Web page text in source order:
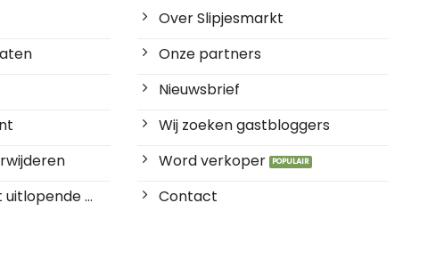
...
Over Slipjesmarkt
Onze partners
Nieuwsbrief
Wij zoeken gastbloggers
Word verkoper
Contact